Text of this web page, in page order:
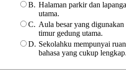
B. Halaman parkir dan
utama.
C. Aula besar yang
timur gedung utama.
D. Sekolahku mempunyai
bahasa yang cukup